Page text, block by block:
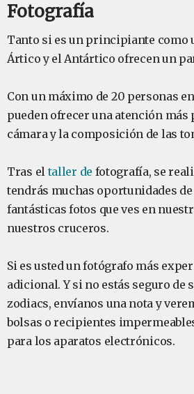
Fotografía
Tanto si es un principiante como
Ártico y el Antártico ofrecen un
Con un máximo de 20 personas
pueden ofrecer una atención más
cámara y la composición de las
Tras eltaller de fotografía, se
tendrás muchas oportunidades
fantásticas fotos que ves en
nuestros cruceros.
Si es usted un fotógrafo más
adicional. Y si no estás seguro de
zodiacs, envíanos una nota y
bolsas o recipientes
para los aparatos electrónicos.